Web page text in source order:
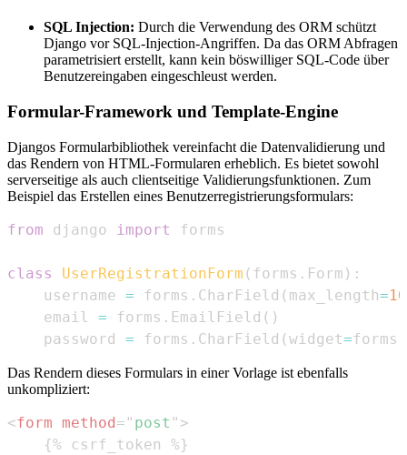
SQL Injection: Durch die Verwendung des ORM schützt
Django vor SQL-Injection-Angriffen. Da das ORM Abfragen
parametrisiert erstellt, kann kein böswilliger SQL-Code über
Benutzereingaben eingeschleust werden.
Formular-Framework und Template-Engine
Djangos Formularbibliothek vereinfacht die Datenvalidierung und
das Rendern von HTML-Formularen erheblich. Es bietet sowohl
serverseitige als auch clientseitige Validierungsfunktionen. Zum
Beispiel das Erstellen eines Benutzerregistrierungsformulars:
from django import
class UserRegistrationForm ( forms . Form ) :
    username
= forms . CharField ( max_length=
    email
= forms . EmailField ( )
    password
= forms . CharField (widget=forms
Das Rendern dieses Formulars in einer Vorlage ist ebenfalls
unkompliziert:
<form method= " post " >